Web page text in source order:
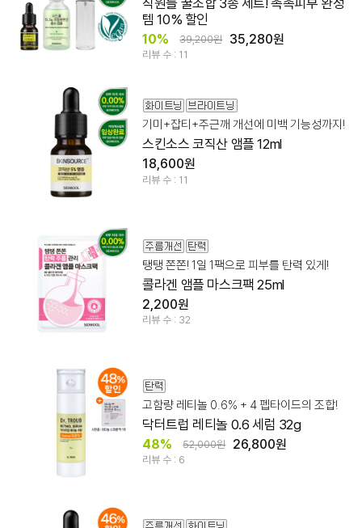
템 10% 할인
10% 39,200원 35,280원
리뷰 수 : 11
기미+잡티+주근깨 개선에 미백 기능성까지!
스킨소스 코직산 앰플 12ml
18,600원
리뷰 수 : 11
탱탱 쫀쫀! 1일 1팩으로 피부를 탄력 있게!
콜라겐 앰플 마스크팩 25ml
2,200원
리뷰 수 : 32
고함량 레티놀 0.6% + 4 펩타이드의 조합!
닥터트럽 레티놀 0.6 세럼 32g
48% 52,000원 26,800원
리뷰 수 : 6